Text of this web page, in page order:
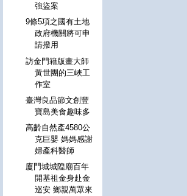
強盜案
9條5項之國有土地
政府機關將可申
請撥用
訪金門籍版畫大師
黃世團的三峽工
作室
臺灣良品節文創豐
寶島美食趣味多
高齡自然產4580公
克巨嬰 媽媽感謝
婦產科醫師
廈門城城隍廟百年
開基祖金身赴金
巡安 鄉親萬眾來